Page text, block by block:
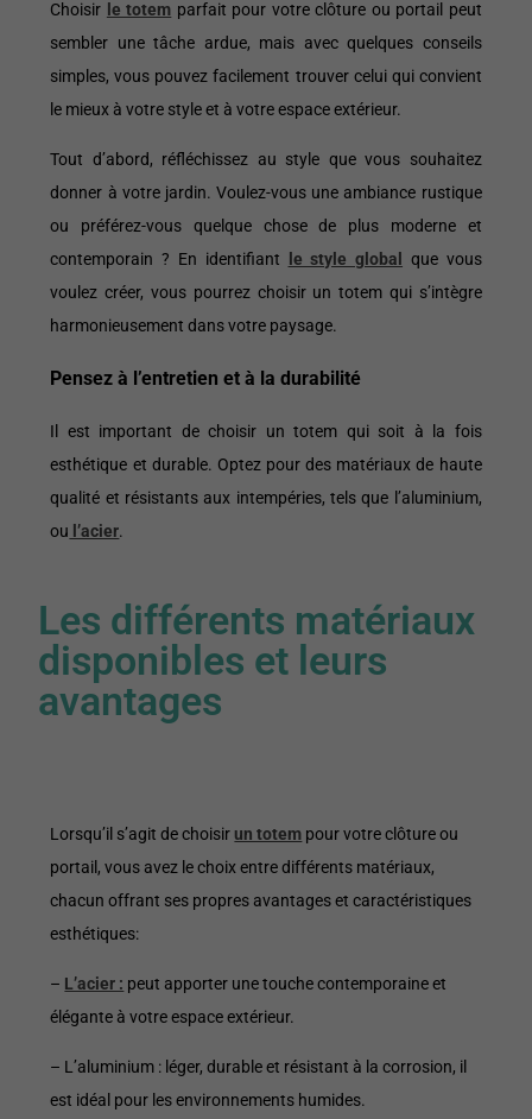
Choisir le totem parfait pour votre clôture ou portail peut
sembler une tâche ardue, mais avec quelques conseils
simples, vous pouvez facilement trouver celui qui convient
le mieux à votre style et à votre espace extérieur.
Tout d’abord, réfléchissez au style que vous souhaitez
donner à votre jardin. Voulez-vous une ambiance rustique
ou préférez-vous quelque chose de plus moderne et
contemporain ? En identifiant
le style global
que vous
voulez créer, vous pourrez choisir un totem qui s’intègre
harmonieusement dans votre paysage.
Pensez à l’entretien et à la durabilité
Il est important de choisir un totem qui soit à la fois
esthétique et durable. Optez pour des matériaux de haute
qualité et résistants aux intempéries, tels que l’aluminium,
ou l’acier.
Les différents matériaux
disponibles et leurs
avantages
Lorsqu’il s’agit de choisir un totem pour votre clôture ou
portail, vous avez le choix entre différents matériaux,
chacun offrant ses propres avantages et caractéristiques
esthétiques:
– L’acier : peut apporter une touche contemporaine et
élégante à votre espace extérieur.
– L’aluminium : léger, durable et résistant à la corrosion, il
est idéal pour les environnements humides.